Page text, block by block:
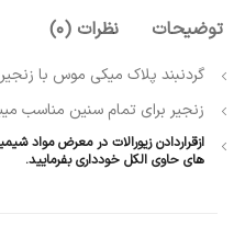
توضیحات نظرات (0)
گردنبند پلاک میکی موس با
زنجیر برای تمام سنین مناسب
ازقراردادن زیورالات در معرض مواد
های حاوی الکل خودداری بفرمایید.